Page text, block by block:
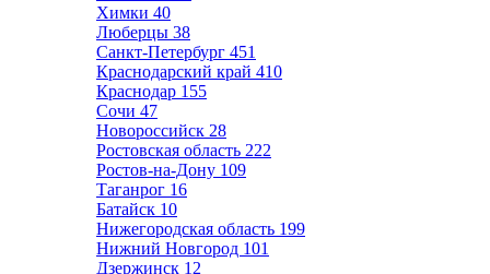
Химки 40
Люберцы 38
Санкт-Петербург 451
Краснодарский край 410
Краснодар 155
Сочи 47
Новороссийск 28
Ростовская область 222
Ростов-на-Дону 109
Таганрог 16
Батайск 10
Нижегородская область 199
Нижний Новгород 101
Дзержинск 12